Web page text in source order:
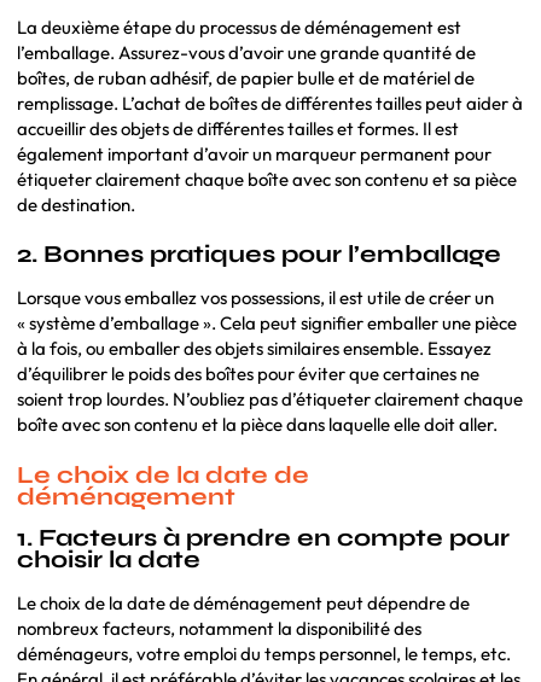
La deuxième étape du processus de déménagement est
l’emballage. Assurez-vous d’avoir une grande quantité de
boîtes, de ruban adhésif, de papier bulle et de matériel de
remplissage. L’achat de boîtes de différentes tailles peut aider à
accueillir des objets de différentes tailles et formes. Il est
également important d’avoir un marqueur permanent pour
étiqueter clairement chaque boîte avec son contenu et sa pièce
de destination.
2. Bonnes pratiques pour l’emballage
Lorsque vous emballez vos possessions, il est utile de créer un
« système d’emballage ». Cela peut signifier emballer une pièce
à la fois, ou emballer des objets similaires ensemble. Essayez
d’équilibrer le poids des boîtes pour éviter que certaines ne
soient trop lourdes. N’oubliez pas d’étiqueter clairement chaque
boîte avec son contenu et la pièce dans laquelle elle doit aller.
Le choix de la date de
déménagement
1. Facteurs à prendre en compte pour
choisir la date
Le choix de la date de déménagement peut dépendre de
nombreux facteurs, notamment la disponibilité des
déménageurs, votre emploi du temps personnel, le temps, etc.